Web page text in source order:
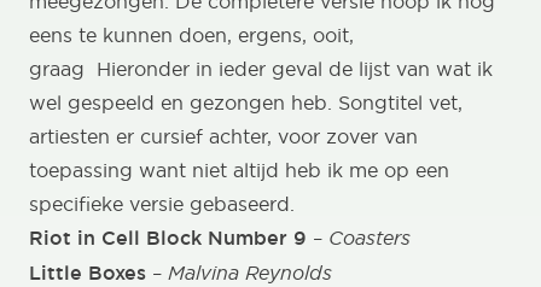
eens te kunnen doen, ergens, ooit,
graag Hieronder in ieder geval de lijst van wat ik
wel gespeeld en gezongen heb. Songtitel vet,
artiesten er cursief achter, voor zover van
toepassing want niet altijd heb ik me op een
specifieke versie gebaseerd.
Riot in Cell Block Number 9 – Coasters
Little Boxes – Malvina Reynolds